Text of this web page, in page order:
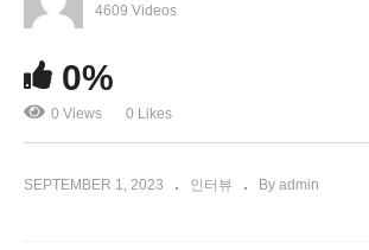
팀 케인 연방 상원의원 인터뷰
4609 Videos
0%
0 Views 0 Likes
SEPTEMBER 1, 2023 인터뷰 By admin